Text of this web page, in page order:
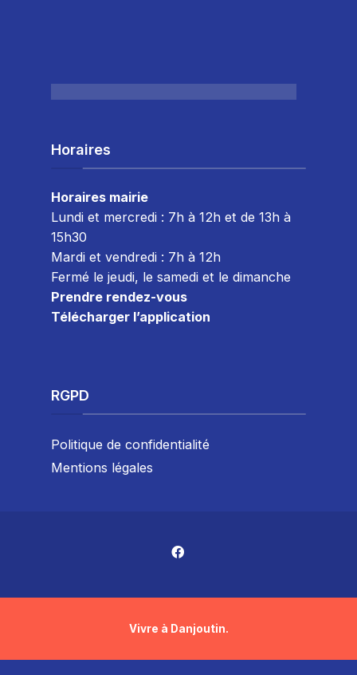
Horaires
Horaires mairie
Lundi et mercredi : 7h à 12h et de 13h à
15h30
Mardi et vendredi : 7h à 12h
Fermé le jeudi, le samedi et le dimanche
Prendre rendez-vous
Télécharger l’application
RGPD
Politique de confidentialité
Mentions légales
Vivre à Danjoutin.